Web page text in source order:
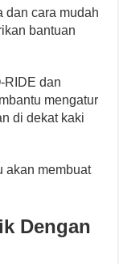
dan cara mudah
bantuan
RIDE dan
mengatur
di dekat kaki
akan membuat
Dengan